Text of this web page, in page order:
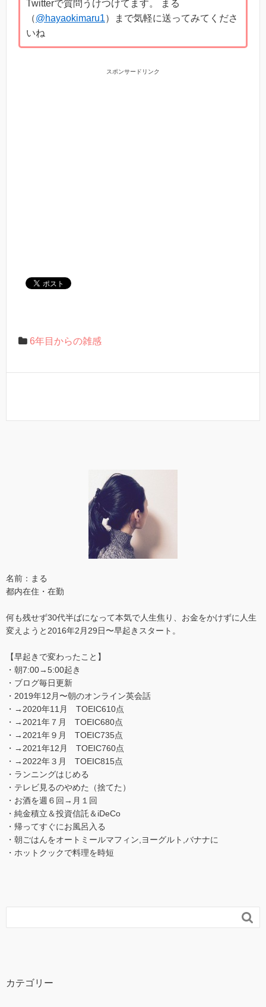
Twitterで質問うけつけてます。 まる
（@hayaokimaru1）まで気軽に送ってみてくださ
いね
スポンサードリンク
6年目からの雑感
名前：まる
都内在住・在勤
何も残せず30代半ばになって本気で人生焦り、お金をかけずに人生
変えようと2016年2月29日〜早起きスタート。
【早起きで変わったこと】
・朝7:00→5:00起き
・ブログ毎日更新
・2019年12月〜朝のオンライン英会話
・→2020年11月 TOEIC610点
・→2021年７月 TOEIC680点
・→2021年９月 TOEIC735点
・→2021年12月 TOEIC760点
・→2022年３月 TOEIC815点
・ランニングはじめる
・テレビ見るのやめた（捨てた）
・お酒を週６回→月１回
・純金積立＆投資信託＆iDeCo
・帰ってすぐにお風呂入る
・朝ごはんをオートミールマフィン,ヨーグルト,バナナに
・ホットクックで料理を時短

カテゴリー